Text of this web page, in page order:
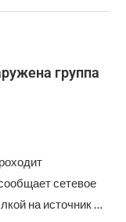
группа
сетевое
на источник …